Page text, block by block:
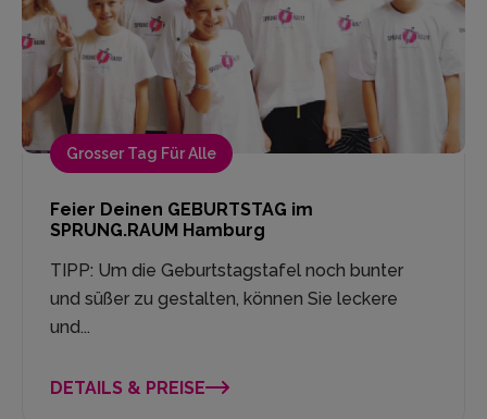
Grosser Tag Für Alle
Feier Deinen GEBURTSTAG im
SPRUNG.RAUM Hamburg
TIPP: Um die Geburtstagstafel noch bunter
und süßer zu gestalten, können Sie leckere
und...
DETAILS & PREISE